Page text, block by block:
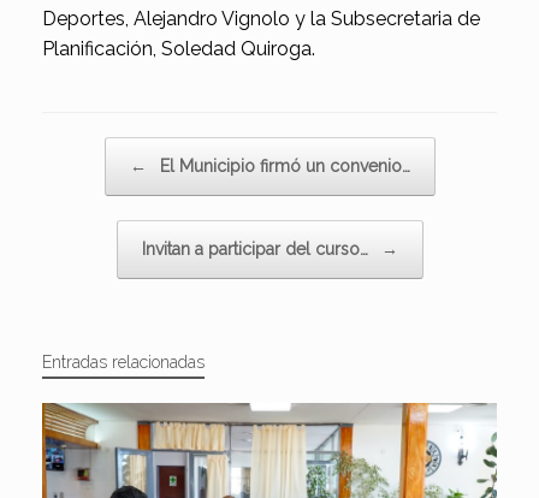
Deportes, Alejandro Vignolo y la Subsecretaria de
Planificación, Soledad Quiroga.
← El Municipio firmó un convenio…
Invitan a participar del curso… →
Entradas relacionadas